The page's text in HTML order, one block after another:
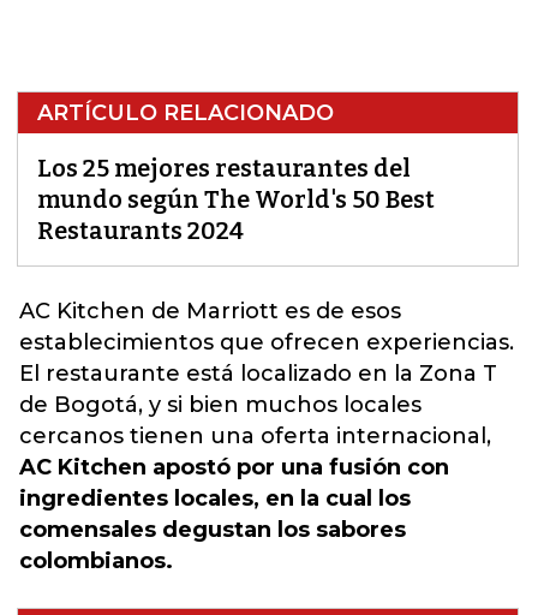
ARTÍCULO RELACIONADO
Los 25 mejores restaurantes del
mundo según The World's 50 Best
Restaurants 2024
AC Kitchen de Marriott es de esos
establecimientos que ofrecen experiencias.
El restaurante está localizado en la Zona T
de Bogotá, y si bien muchos locales
cercanos tienen una oferta internacional,
AC Kitchen apostó por una fusión con
ingredientes locales, en la cual los
comensales degustan los sabores
colombianos.